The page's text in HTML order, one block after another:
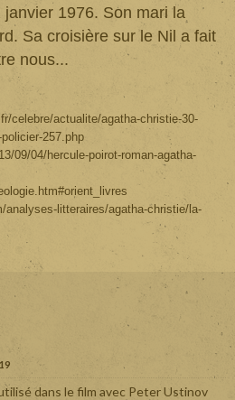
1976. Son mari la
Sa croisière sur le Nil a fait
nous...
celebre/actualite/agatha-christie-30-
257.php
09/04/hercule-poirot-roman-agatha-
analyses-litteraires/agatha-christie/la-
dans le film avec Peter Ustinov